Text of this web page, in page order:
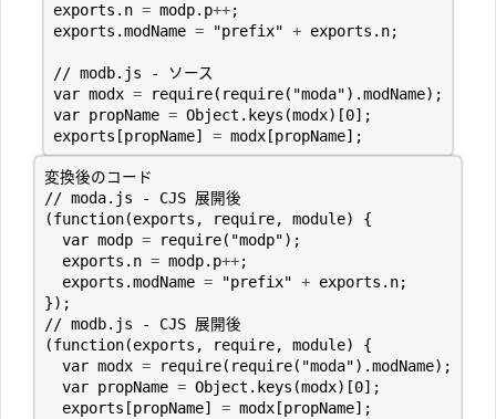
exports . n = modp. p++;
exports .modName = "prefix" + exports . n;
var modx = require( require( "moda").modName);
var propName = Object . keys (modx)[0];
exports [propName] = modx [propName];
変換後のコード
(function(exports , require, module)
{
var modp = require( "modp");
exports . n = modp. p++;
exports .modName = "prefix" + exports . n;
});
(function(exports , require, module)
{
var modx = require( require( "moda").modName);
var propName = Object . keys (modx)[0];
exports [propName] = modx [propName];